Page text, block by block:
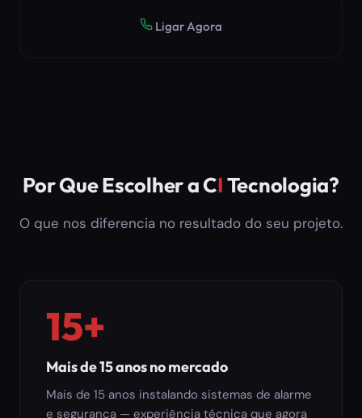
Ligar Agora
Por Que Escolher a CITecnologia?
O que nos diferencia no resultado do seu projeto.
15+
Mais de 15 anos no mercado
Mais de 15 anos instalando sistemas de alarme
e segurança — experiência técnica que agora